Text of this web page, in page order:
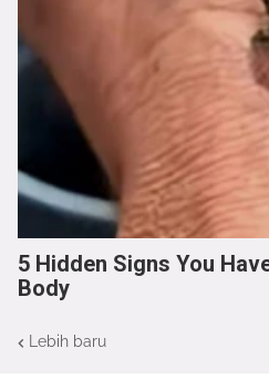
5 Hidden Signs You
Body
Lebih baru